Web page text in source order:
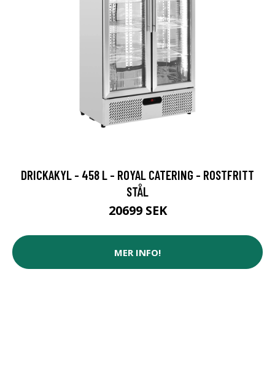
DRICKAKYL - 458 L - ROYAL CATERING - ROSTFRITT
STÅL
20699 SEK
MER INFO!